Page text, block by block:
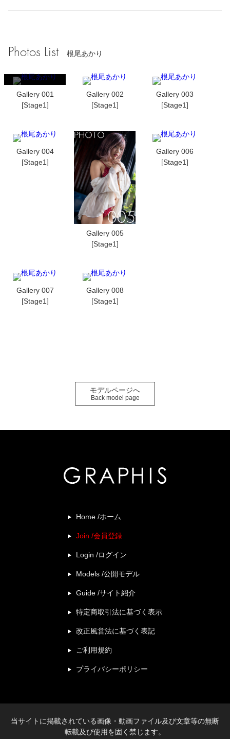
Photos List 根尾あかり
Gallery 001
[Stage1]
Gallery 002
[Stage1]
Gallery 003
[Stage1]
Gallery 004
[Stage1]
Gallery 005
[Stage1]
Gallery 006
[Stage1]
Gallery 007
[Stage1]
Gallery 008
[Stage1]
モデルページへ
Back model page
Home /ホーム
Join /会員登録
Login /ログイン
Models /公開モデル
Guide /サイト紹介
特定商取引法に基づく表示
改正風営法に基づく表記
ご利用規約
プライバシーポリシー
当サイトに掲載されている画像・動画ファイル及び文章等の無断
転載及び使用を固く禁じます。